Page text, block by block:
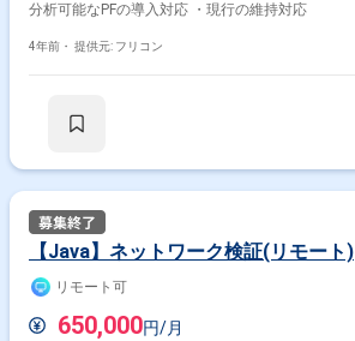
分析可能なPFの導入対応 ・現行の維持対応
4年前・ 提供元: フリコン
【Java】ネットワーク検証(リモート)
リモート可
650,000円/月